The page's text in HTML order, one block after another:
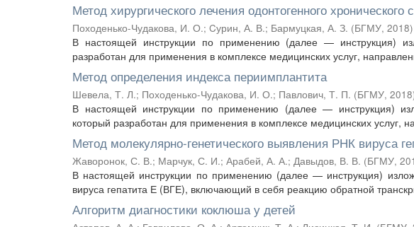
Метод хирургического лечения одонтогенного
Походенько-Чудакова, И. О.; Cурин, А. В.; Бармуцкая, А. З. (БГМУ, 2018)
В настоящей инструкции по применению (далее — инструкция)
разработан для применения в комплексе медицинских услуг,
Метод определения индекса периимплантита
Шевела, Т. Л.; Походенько-Чудакова, И. О.; Павлович, Т. П. (БГМУ, 2018
В настоящей инструкции по применению (далее — инструкция)
который разработан для применения в комплексе медицинских услуг,
Метод молекулярно-генетического выявления РНК вируса
Жаворонок, С. В.; Марчук, С. И.; Арабей, А. А.; Давыдов, В. В. (БГМУ,
В настоящей инструкции по применению (далее — инструкция)
вируса гепатита Е (ВГЕ), включающий в себя реакцию обратной
Алгоритм диагностики коклюша у детей